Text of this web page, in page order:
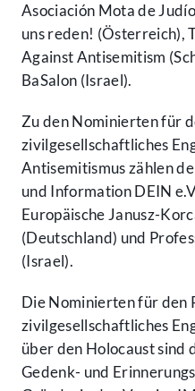
Asociación Mota de
uns reden! (Österreich),
Against Antisemitism
BaSalon (Israel).
Zu den Nominierten für
zivilgesellschaftliches
Antisemitismus zählen
und Information DEIN
Europäische Janusz-
(Deutschland) und
(Israel).
Die Nominierten für den
zivilgesellschaftliches
über den Holocaust
Gedenk- und